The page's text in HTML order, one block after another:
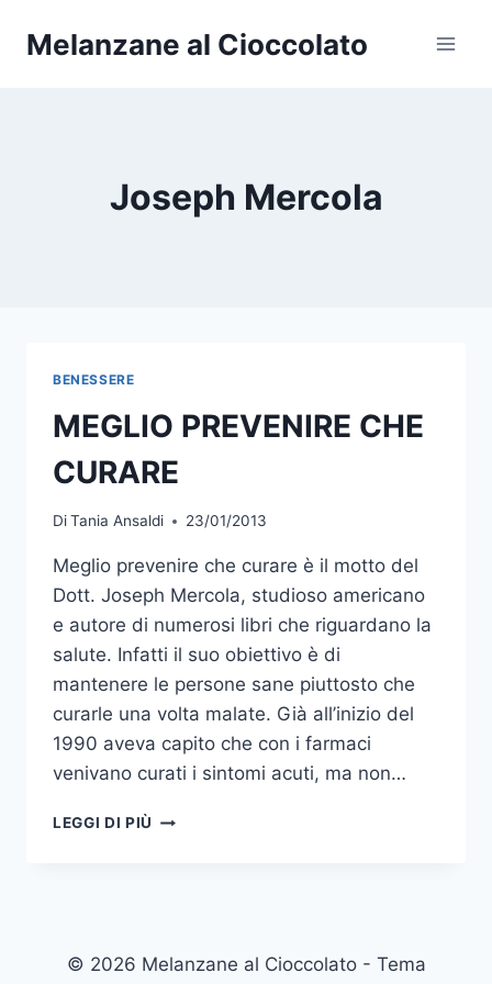
Melanzane al Cioccolato
Joseph Mercola
BENESSERE
MEGLIO PREVENIRE CHE
CURARE
DiTania Ansaldi 23/01/2013
Meglio prevenire che curare è il motto del
Dott. Joseph Mercola, studioso americano
e autore di numerosi libri che riguardano la
salute. Infatti il suo obiettivo è di
mantenere le persone sane piuttosto che
curarle una volta malate. Già all’inizio del
1990 aveva capito che con i farmaci
venivano curati i sintomi acuti, ma non…
LEGGI DI PIÙ MEGLIO
© 2026 Melanzane al Cioccolato - Tema